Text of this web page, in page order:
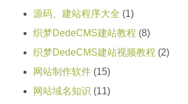
源码、建站程序大全 (1)
织梦DedeCMS建站教程 (8)
织梦DedeCMS建站视频教程 (2)
网站制作软件 (15)
网站域名知识 (11)